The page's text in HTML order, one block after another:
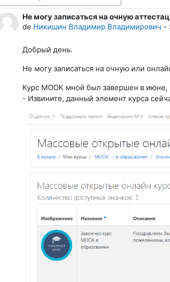
Не могу записаться на очную
de Никишин Владимир Владимирович -
Número de respuestas: 0
Добрый день.
Не могу записаться на очную или
Курс МООК мной был завершен в июне,
- Извините, данный элемент курса